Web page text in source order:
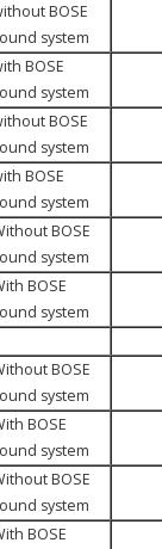
BOSE
system
BOSE
system
BOSE
system
BOSE
system
BOSE
system
BOSE
system
BOSE
system
BOSE
system
BOSE
system
BOSE